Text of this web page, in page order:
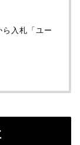
入札「ユー